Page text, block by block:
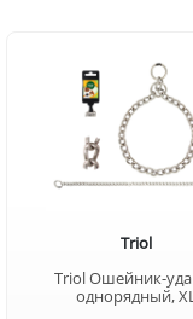
Triol
Triol Ошейник-
однорядный,